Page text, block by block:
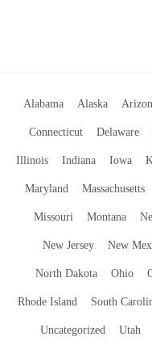
Alabama Alaska
Connecticut Delaware
Illinois Indiana Iowa
Maryland Massachusetts
Missouri Montana
New Jersey New
North Dakota Ohio
Rhode Island South
Uncategorized Utah